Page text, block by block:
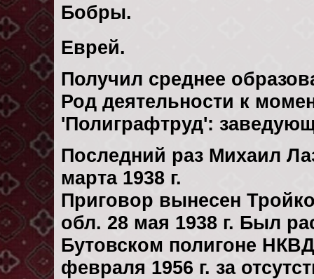
Бобры.
Еврей.
Получил среднее
Род деятельности к
'Полиграфтруд':
Последний раз Михаил
марта 1938 г.
Приговор вынесен
обл. 28 мая 1938 г. Был
Бутовском полигоне
февраля 1956 г. за